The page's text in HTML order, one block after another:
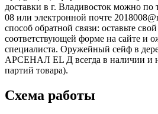
доставки в г. Владивосток можно по
08 или электронной почте
способ обратной связи: оставьте
соответствующей форме на сайте и
специалиста. Оружейный сейф в
АРСЕНАЛ EL Д всегда в наличии и
партий товара).
Схема работы